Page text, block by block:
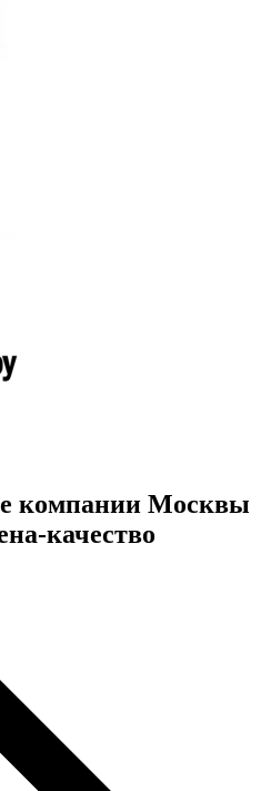
компании Москвы
качество